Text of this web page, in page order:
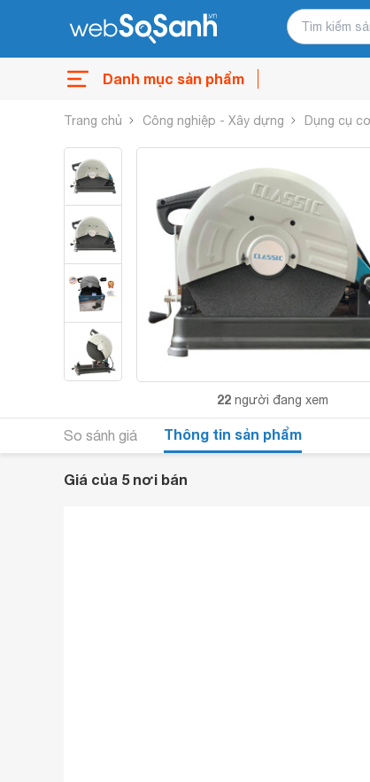
Danh mục sản phẩm
Trang chủ Công nghiệp - Xây dựng Dụng cụ
22 người đang xem
So sánh giá Thông tin sản phẩm
Giá của 5 nơi bán